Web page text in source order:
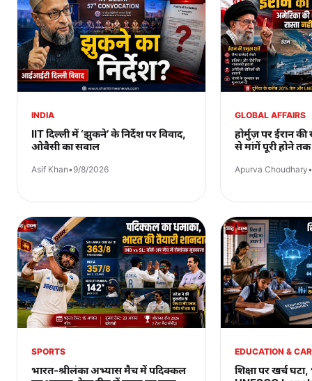
INDIA
IIT दिल्ली में ‘झुकने’ के निर्देश पर विवाद,
ओवैसी का सवाल
Asif Khan•9/8/2026
GLOBAL AFFAIRS
होर्मुज़ पर ईरान
से मांगें पूरी होने तक
Apurva Choudhary•
SPORTS
भारत-श्रीलंका अभ्यास मैच में पदिक्कल
EDUCATION &
शिक्षा पर खर्च